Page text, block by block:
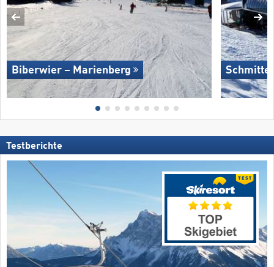
Biberwier – Marienberg
Testberichte